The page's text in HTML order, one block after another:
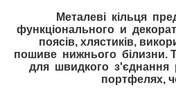
Металеві кільця
функціонального и
поясів, хлястиків,
пошиве нижнього білизни.
для швидкого з'єднання
портфелях,